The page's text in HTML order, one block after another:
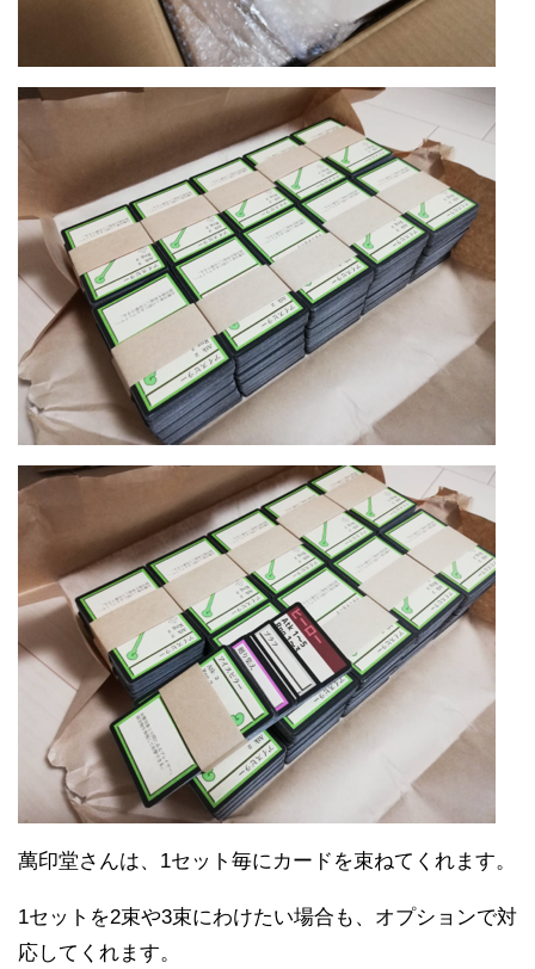
萬印堂さんは、1セット毎にカードを束ねてくれます。
1セットを2束や3束にわけたい場合も、オプションで対
応してくれます。